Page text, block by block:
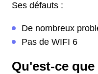
Ses défauts :
De nombreux
Pas de WIFI 6
Qu'est-ce